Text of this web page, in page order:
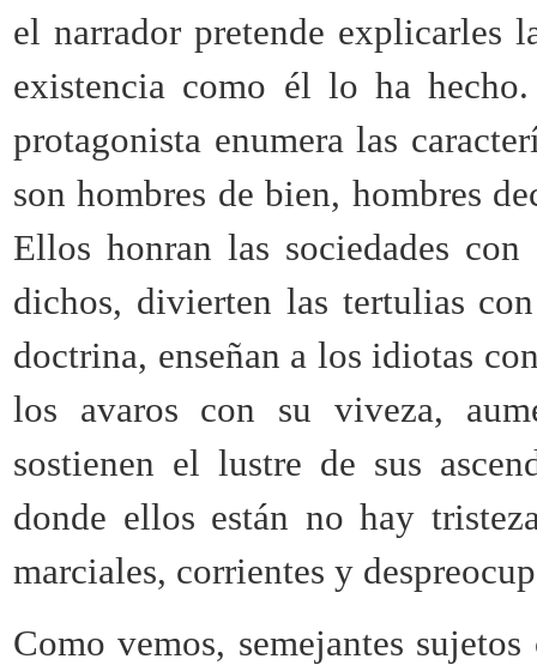
el narrador pretende explicarles
existencia como él lo ha
protagonista enumera las
son hombres de bien, hombres
Ellos honran las sociedades
dichos, divierten las tertulias
doctrina, enseñan a los idiotas
los avaros con su viveza,
sostienen el lustre de sus
donde ellos están no hay
marciales, corrientes y
Como vemos, semejantes